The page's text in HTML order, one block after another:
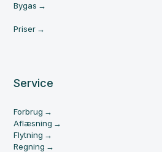
Bygas
Priser
Service
Forbrug
Aflæsning
Flytning
Regning